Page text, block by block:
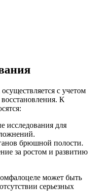
с учетом
К
исследования для
брюшной полости.
за ростом и развитию
может быть
серьезных